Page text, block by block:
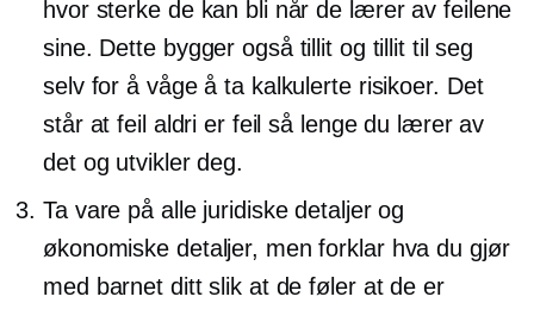
hvor sterke de kan bli når de lærer av feilene
sine. Dette bygger også tillit og tillit til seg
selv for å våge å ta kalkulerte risikoer. Det
står at feil aldri er feil så lenge du lærer av
det og utvikler deg.
Ta vare på alle juridiske detaljer og
økonomiske detaljer, men forklar hva du gjør
med barnet ditt slik at de føler at de er